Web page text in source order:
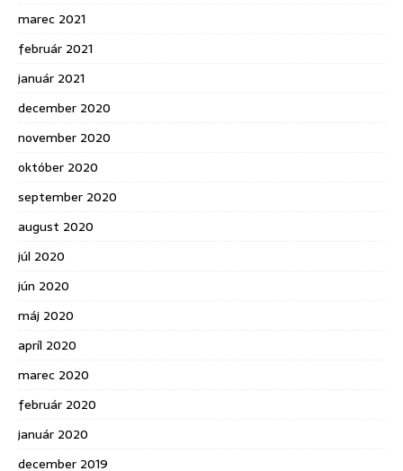
marec 2021
február 2021
január 2021
december 2020
november 2020
október 2020
september 2020
august 2020
júl 2020
jún 2020
máj 2020
apríl 2020
marec 2020
február 2020
január 2020
december 2019